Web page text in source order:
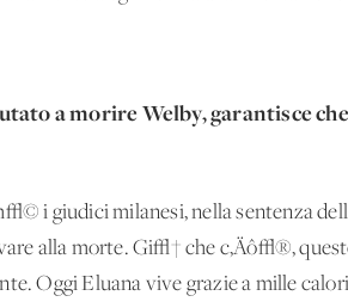
a morire Welby, garantisce
i giudici milanesi, nella sentenza
alla morte. Gi√† che c‚Äô√®,
Oggi Eluana vive grazie a mille